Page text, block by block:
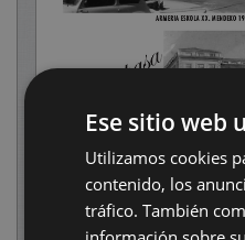
Ese sitio web
Utilizamos cookies
contenido, los
tráfico. También